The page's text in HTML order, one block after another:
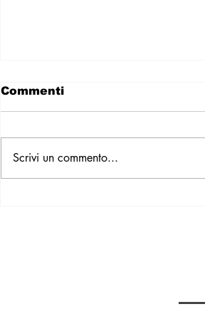
Commenti
Scrivi un commento...